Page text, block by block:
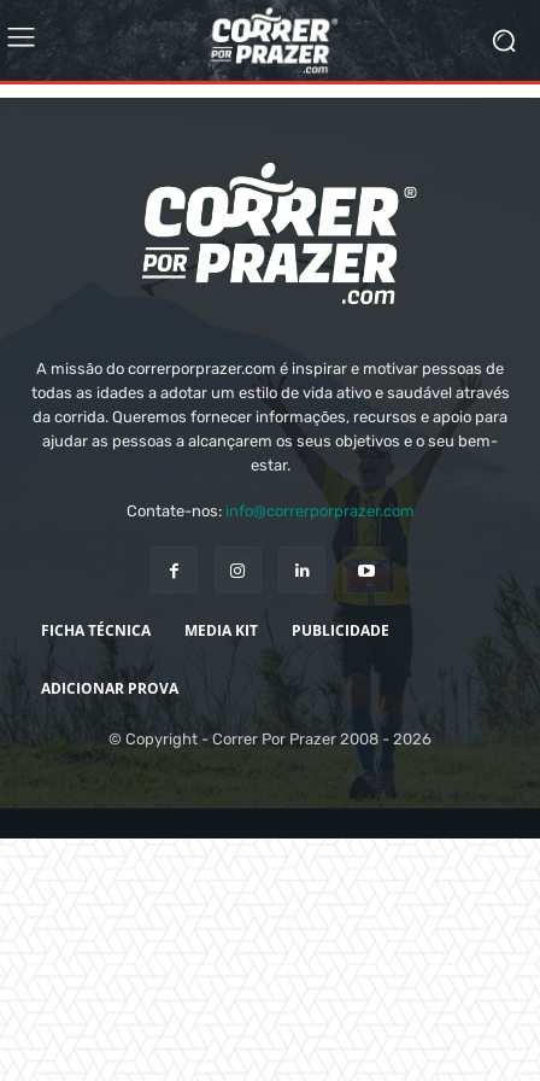
A missão do correrporprazer.com é inspirar e motivar pessoas de
todas as idades a adotar um estilo de vida ativo e saudável através
da corrida. Queremos fornecer informações, recursos e apoio para
ajudar as pessoas a alcançarem os seus objetivos e o seu bem-
estar.
Contate-nos: info@correrporprazer.com
FICHA TÉCNICA MEDIA KIT PUBLICIDADE
ADICIONAR PROVA
© Copyright - Correr Por Prazer 2008 - 2026